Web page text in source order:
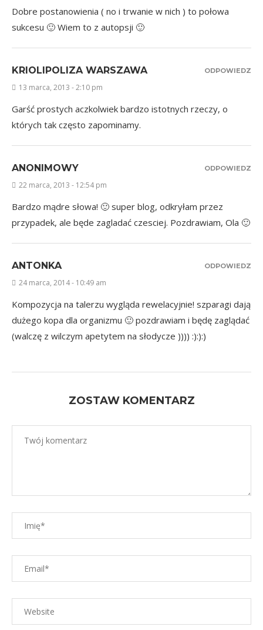
Dobre postanowienia ( no i trwanie w nich ) to połowa
sukcesu 🙂 Wiem to z autopsji 🙂
KRIOLIPOLIZA WARSZAWA
13 marca, 2013 - 2:10 pm
Garść prostych aczkolwiek bardzo istotnych rzeczy, o
których tak często zapominamy.
ODPOWIEDZ
ANONIMOWY
22 marca, 2013 - 12:54 pm
Bardzo mądre słowa! 🙂 super blog, odkryłam przez
przypadek, ale będe zagladać czesciej. Pozdrawiam, Ola 🙂
ODPOWIEDZ
ANTONKA
24 marca, 2014 - 10:49 am
Kompozycja na talerzu wygląda rewelacyjnie! szparagi dają
dużego kopa dla organizmu 🙂 pozdrawiam i będę zaglądać
(walczę z wilczym apetytem na słodycze )))) :):):)
ODPOWIEDZ
ZOSTAW KOMENTARZ